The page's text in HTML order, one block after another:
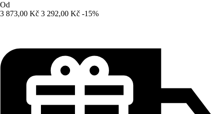
Od
3 873,00 Kč 3 292,00 Kč -15%